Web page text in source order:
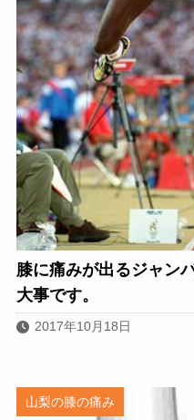
膝に痛みが出るジャン
大事です。
2017年10月18日
山梨の膝の痛み